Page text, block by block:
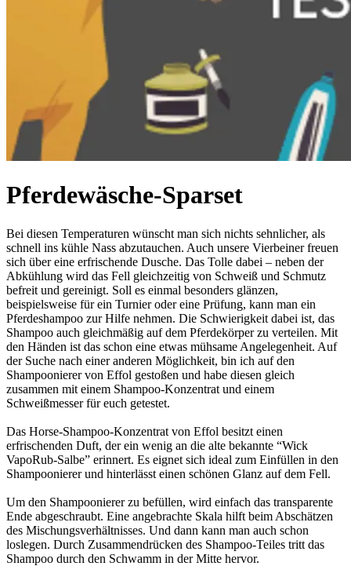
Pferdewäsche-Sparset
Bei diesen Temperaturen wünscht man sich nichts sehnlicher, als
schnell ins kühle Nass abzutauchen. Auch unsere Vierbeiner freuen
sich über eine erfrischende Dusche. Das Tolle dabei – neben der
Abkühlung wird das Fell gleichzeitig von Schweiß und Schmutz
befreit und gereinigt. Soll es einmal besonders glänzen,
beispielsweise für ein Turnier oder eine Prüfung, kann man ein
Pferdeshampoo zur Hilfe nehmen. Die Schwierigkeit dabei ist, das
Shampoo auch gleichmäßig auf dem Pferdekörper zu verteilen. Mit
den Händen ist das schon eine etwas mühsame Angelegenheit. Auf
der Suche nach einer anderen Möglichkeit, bin ich auf den
Shampoonierer von Effol gestoßen und habe diesen gleich
zusammen mit einem Shampoo-Konzentrat und einem
Schweißmesser für euch getestet.
Das Horse-Shampoo-Konzentrat von Effol besitzt einen
erfrischenden Duft, der ein wenig an die alte bekannte “Wick
VapoRub-Salbe” erinnert. Es eignet sich ideal zum Einfüllen in den
Shampoonierer und hinterlässt einen schönen Glanz auf dem Fell.
Um den Shampoonierer zu befüllen, wird einfach das transparente
Ende abgeschraubt. Eine angebrachte Skala hilft beim Abschätzen
des Mischungsverhältnisses. Und dann kann man auch schon
loslegen. Durch Zusammendrücken des Shampoo-Teiles tritt das
Shampoo durch den Schwamm in der Mitte hervor.